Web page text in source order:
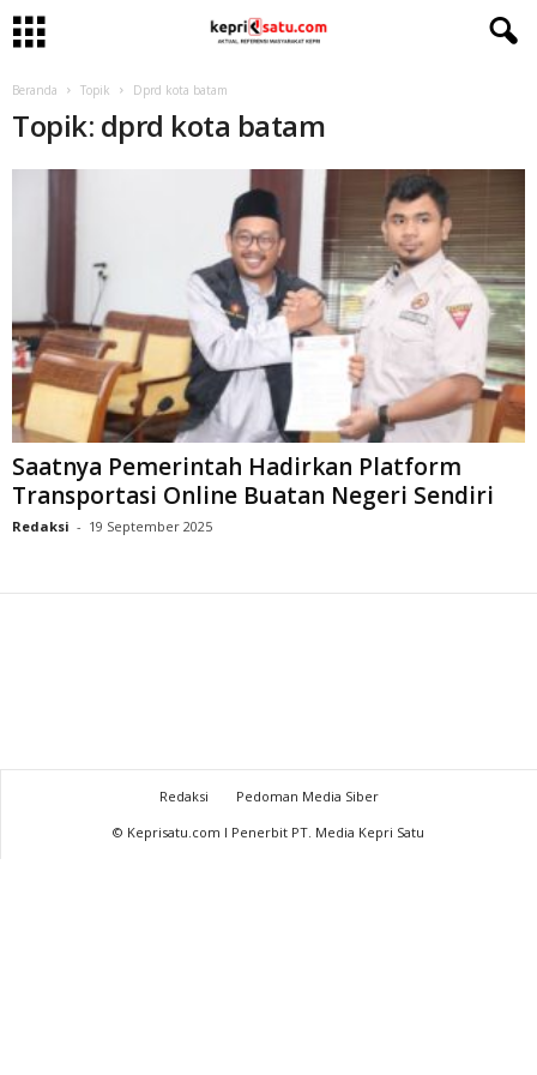
Beranda Topik Dprd kota batam
Topik: dprd kota batam
Saatnya Pemerintah Hadirkan Platform
Transportasi Online Buatan Negeri Sendiri
Redaksi - 19 September 2025
Redaksi
Pedoman Media Siber
© Keprisatu.com I Penerbit PT. Media Kepri Satu